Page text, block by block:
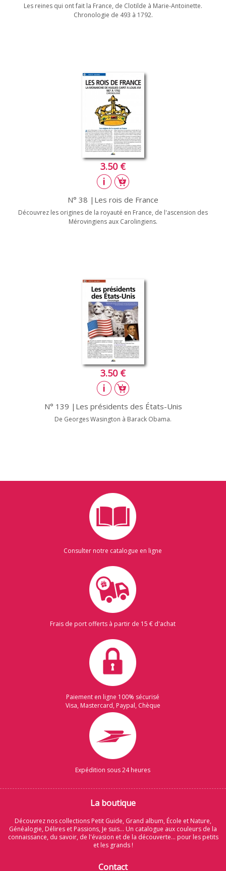
Les reines qui ont fait la France, de Clotilde à Marie-Antoinette.
Chronologie de 493 à 1792.
3.50 €
N° 38 |Les rois de France
Découvrez les origines de la royauté en France, de l'ascension des
Mérovingiens aux Carolingiens.
3.50 €
N° 139 |Les présidents des États-Unis
De Georges Wasington à Barack Obama.
Consulter notre catalogue en ligne
Frais de port offerts à partir de 15 € d'achat
Paiement en ligne 100% sécurisé
Visa, Mastercard, Paypal, Chèque
Expédition sous 24 heures
La boutique
Découvrez nos collections Petit Guide, Grand album, École et Nature,
Généalogie, Délires et Passions, Je suis... Un catalogue aux couleurs de la
connaissance, du savoir, de l'évasion et de la découverte... pour les petits
et les grands !
Contact